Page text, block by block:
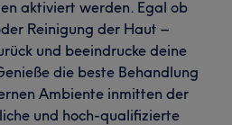
aktiviert werden. Egal ob
Reinigung der Haut –
und beeindrucke deine
die beste Behandlung
Ambiente inmitten der
und hoch-qualifizierte